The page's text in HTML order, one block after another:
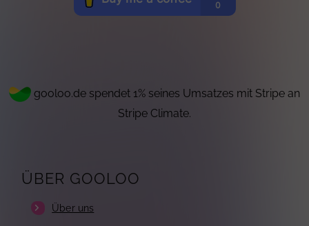
gooloo.de spendet 1% seines Umsatzes mit Stripe an
Stripe Climate.
ÜBER GOOLOO
Über uns